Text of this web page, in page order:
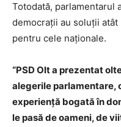
Totodată, parlamentarul
democrații au soluții
pentru cele naționale.
“PSD Olt a prezentat
alegerile parlamentare,
experiență bogată în
le pasă de oameni, de